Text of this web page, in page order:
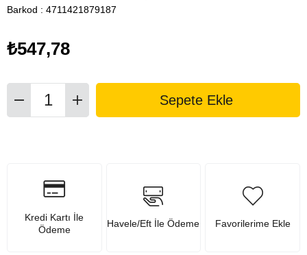
Barkod : 4711421879187
₺547,78
Kredi Kartı İle
Ödeme
Havele/Eft İle Ödeme Favorilerime Ekle